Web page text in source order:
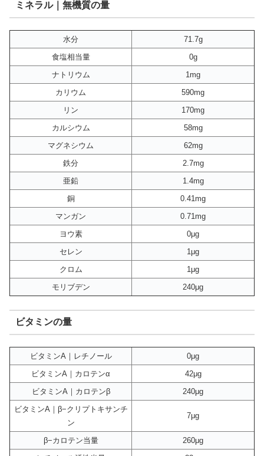
ミネラル｜無機質の量
水分
71.7g
食塩相当量
0g
ナトリウム
1mg
カリウム
590mg
リン
170mg
カルシウム
58mg
マグネシウム
62mg
鉄分
2.7mg
亜鉛
1.4mg
銅
0.41mg
マンガン
0.71mg
ヨウ素
0μg
セレン
1μg
クロム
1μg
モリブデン
240μg
ビタミンの量
ビタミンA｜レチノール
0μg
ビタミンA｜カロテンα
42μg
ビタミンA｜カロテンβ
240μg
ビタミンA｜β−クリプトキサンチ
ン
7μg
β−カロテン当量
260μg